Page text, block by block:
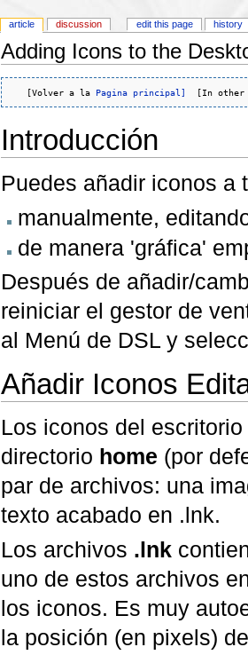
Adding Icons to the
   [Volver a la
Pagina principal]
[In
Introducción
Puedes añadir iconos a
manualmente,
de manera 'gráfica'
Después de añadir/
reiniciar el gestor de
al Menú de DSL y
Añadir Iconos
Los iconos del
directorio home (por
par de archivos: una
texto acabado en .lnk.
Los archivos .lnk
uno de estos archivos
los iconos. Es muy
la posición (en pixels)
article discussion edit this page history